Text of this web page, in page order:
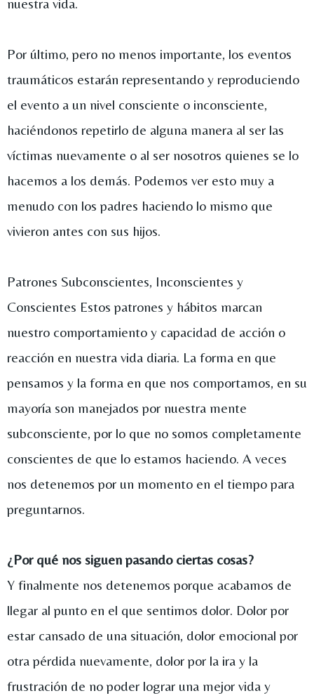
Por último, pero no menos importante, los eventos
traumáticos estarán representando y reproduciendo
el evento a un nivel consciente o inconsciente,
haciéndonos repetirlo de alguna manera al ser las
víctimas nuevamente o al ser nosotros quienes se lo
hacemos a los demás. Podemos ver esto muy a
menudo con los padres haciendo lo mismo que
vivieron antes con sus hijos.
Patrones Subconscientes, Inconscientes y
Conscientes Estos patrones y hábitos marcan
nuestro comportamiento y capacidad de acción o
reacción en nuestra vida diaria. La forma en que
pensamos y la forma en que nos comportamos, en su
mayoría son manejados por nuestra mente
subconsciente, por lo que no somos completamente
conscientes de que lo estamos haciendo. A veces
nos detenemos por un momento en el tiempo para
preguntarnos.
¿Por qué nos siguen pasando ciertas cosas?
Y finalmente nos detenemos porque acabamos de
llegar al punto en el que sentimos dolor. Dolor por
estar cansado de una situación, dolor emocional por
otra pérdida nuevamente, dolor por la ira y la
frustración de no poder lograr una mejor vida y